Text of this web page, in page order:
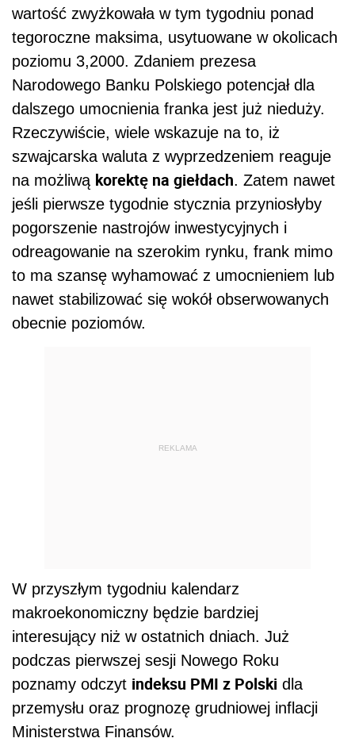
wartość zwyżkowała w tym tygodniu ponad
tegoroczne maksima, usytuowane w okolicach
poziomu 3,2000. Zdaniem prezesa
Narodowego Banku Polskiego potencjał dla
dalszego umocnienia franka jest już nieduży.
Rzeczywiście, wiele wskazuje na to, iż
szwajcarska waluta z wyprzedzeniem reaguje
na możliwą korektę na giełdach. Zatem nawet
jeśli pierwsze tygodnie stycznia przyniosłyby
pogorszenie nastrojów inwestycyjnych i
odreagowanie na szerokim rynku, frank mimo
to ma szansę wyhamować z umocnieniem lub
nawet stabilizować się wokół obserwowanych
obecnie poziomów.
REKLAMA
W przyszłym tygodniu kalendarz
makroekonomiczny będzie bardziej
interesujący niż w ostatnich dniach. Już
podczas pierwszej sesji Nowego Roku
poznamy odczyt indeksu PMI z Polski dla
przemysłu oraz prognozę grudniowej inflacji
Ministerstwa Finansów.